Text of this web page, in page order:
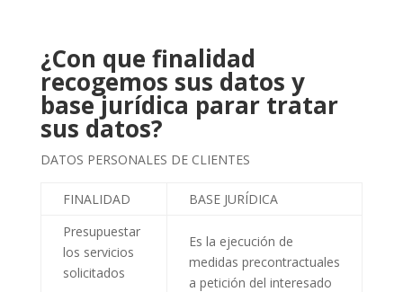
¿Con que finalidad
recogemos sus datos y
base jurídica parar tratar
sus datos?
DATOS PERSONALES DE CLIENTES
FINALIDAD
BASE JURÍDICA
Presupuestar
los servicios
solicitados
Es la ejecución de
medidas precontractuales
a petición del interesado